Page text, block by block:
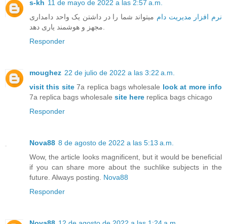
s-kh 11 de mayo de 2022 a las 2:57 a.m.
نرم افزار مدیریت دام میتواند شما را در داشتن یک واحد دامداری
Responder
moughez 22 de julio de 2022 a las 3:22 a.m.
visit this site7a replica bags wholesale look at more info
7a replica bags wholesale site here replica bags chicago
Responder
Nova88 8 de agosto de 2022 a las 5:13 a.m.
Wow, the article looks magnificent, but it would be beneficial
if you can share more about the suchlike subjects in the
future. Always posting. Nova88
Responder